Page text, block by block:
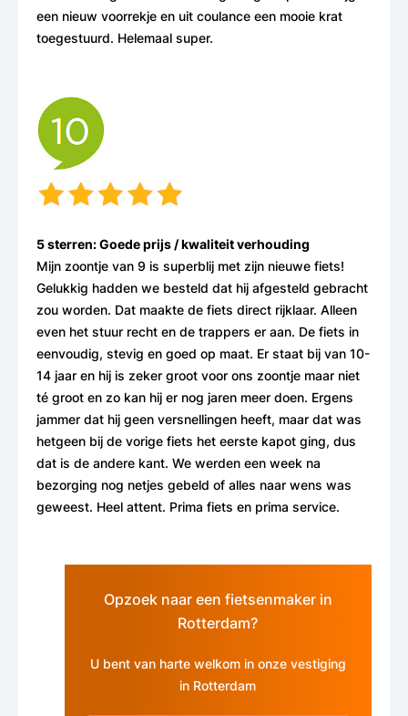
een nieuw voorrekje en uit coulance een mooie krat
toegestuurd. Helemaal super.
5 sterren: Goede prijs / kwaliteit verhouding
Mijn zoontje van 9 is superblij met zijn nieuwe fiets!
Gelukkig hadden we besteld dat hij afgesteld gebracht
zou worden. Dat maakte de fiets direct rijklaar. Alleen
even het stuur recht en de trappers er aan. De fiets in
eenvoudig, stevig en goed op maat. Er staat bij van 10-
14 jaar en hij is zeker groot voor ons zoontje maar niet
té groot en zo kan hij er nog jaren meer doen. Ergens
jammer dat hij geen versnellingen heeft, maar dat was
hetgeen bij de vorige fiets het eerste kapot ging, dus
dat is de andere kant. We werden een week na
bezorging nog netjes gebeld of alles naar wens was
geweest. Heel attent. Prima fiets en prima service.
Opzoek naar een fietsenmaker in
Rotterdam?
U bent van harte welkom in onze vestiging
in Rotterdam